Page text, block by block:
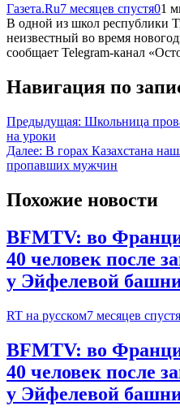
Газета.Ru7 месяцев спустя01
В одной из школ республики
неизвестный во время
сообщает Telegram-канал
Навигация по
Предыдущая: Школьница
на уроки
Далее: В горах Казахстана
пропавших мужчин
Похожие новости
BFMTV: во
40 человек после
у Эйфелевой
RT на русском7 месяцев спустя
BFMTV: во
40 человек после
у Эйфелевой